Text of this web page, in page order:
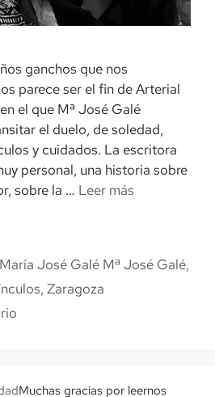
ganchos que nos
parece ser el fin de Arterial
el que Mª José Galé
el duelo, de soledad,
y cuidados. La escritora
personal, una historia sobre
sobre la … Leer más
María José Galé Mª José Galé,
, Zaragoza
Muchas gracias por leernos